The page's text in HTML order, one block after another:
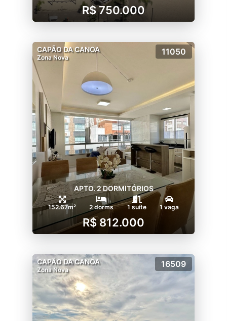
R$ 750.000
CAPÃO DA CANOA
Zona Nova
11050
APTO. 2 DORMITÓRIOS
152.67m² 2 dorms 1 suíte 1 vaga
R$ 812.000
CAPÃO DA CANOA
Zona Nova
16509